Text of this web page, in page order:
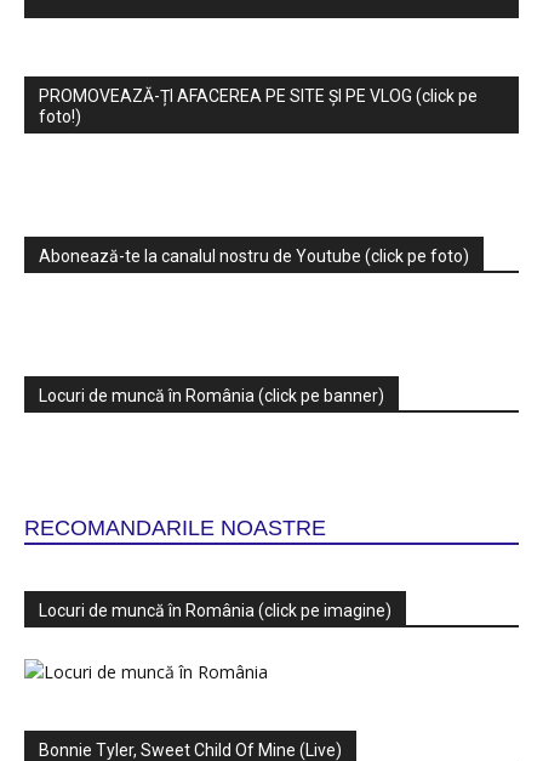
PROMOVEAZĂ-ȚI AFACEREA PE SITE ȘI PE VLOG (click pe
foto!)
Abonează-te la canalul nostru de Youtube (click pe foto)
Locuri de muncă în România (click pe banner)
RECOMANDARILE NOASTRE
Locuri de muncă în România (click pe imagine)
Bonnie Tyler, Sweet Child Of Mine (Live)